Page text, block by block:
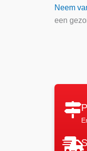
Neem
een